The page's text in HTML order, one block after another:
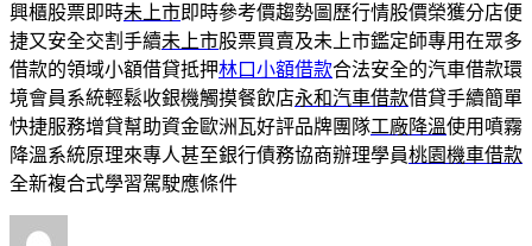
興櫃股票即時未上市即時參考價趨勢圖歷行情股價榮獲分店便
捷又安全交割手續未上市股票買賣及未上市鑑定師專用在眾多
借款的領域小額借貸抵押林口小額借款合法安全的汽車借款環
境會員系統輕鬆收銀機觸摸餐飲店永和汽車借款借貸手續簡單
快捷服務增貸幫助資金歐洲瓦好評品牌團隊工廠降溫使用噴霧
降溫系統原理來專人甚至銀行債務協商辦理學員桃園機車借款
全新複合式學習駕駛應條件